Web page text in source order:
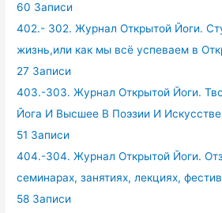
60 Записи
402.- 302. Журнал Открытой Йоги.
жизнь,или как мы всё успеваем в
27 Записи
403.-303. Журнал Открытой Йоги.
Йога И Высшее В Поэзии И
51 Записи
404.-304. Журнал Открытой Йоги.
семинарах, занятиях, лекциях,
58 Записи